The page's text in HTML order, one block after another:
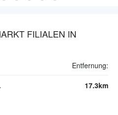
FILIALEN IN
Entfernung:
17.3km